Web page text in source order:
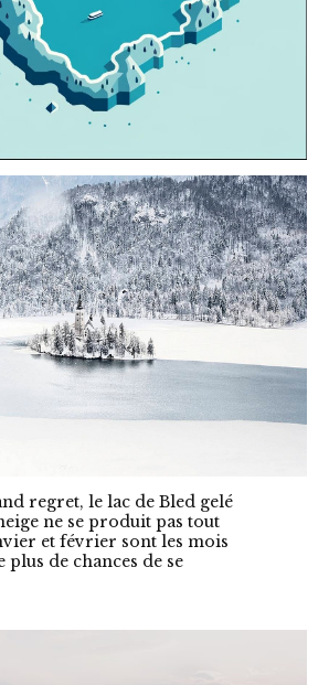
regret, le lac de Bled gelé
ne se produit pas tout
et février sont les mois
plus de chances de se